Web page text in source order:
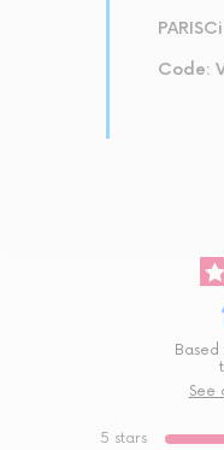
Code:
Based
See
5 stars